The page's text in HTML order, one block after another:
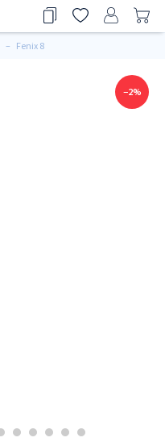
Fenix 8
−2%